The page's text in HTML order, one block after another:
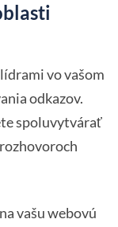
vo vašom
odkazov.
spoluvytvárať
vašu webovú